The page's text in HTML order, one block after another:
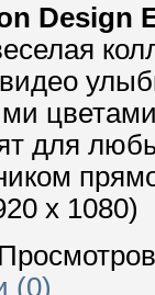
Design
для
x 1080)
(0)